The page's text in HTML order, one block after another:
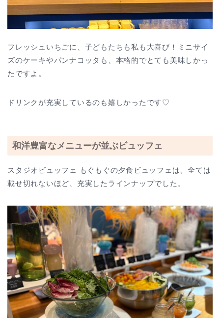
フレッシュいちごに、子どもたちも私も大喜び！ミニサイ
ズのケーキやパンナコッタも、本格的でとても美味しかっ
たですよ。
ドリンクが充実しているのも嬉しかったです♡
和洋豊富なメニューが並ぶビュッフェ
スタジオビュッフェ もぐもぐの夕食ビュッフェは、全ては
載せ切れないほど、充実したラインナップでした。